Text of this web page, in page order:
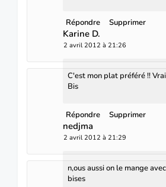
Répondre Supprimer
Karine D.
2 avril 2012 à 21:26
C'est mon plat préféré !!
Bis
Répondre Supprimer
nedjma
2 avril 2012 à 21:29
n,ous aussi on le mange
bises